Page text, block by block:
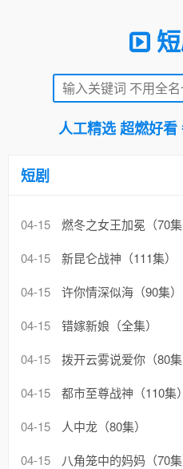
人工精选 超燃好
短剧
04-15
燃冬之女王加冕（70集
04-15
新昆仑战神（111集）
04-15
许你情深似海（90集）
04-15
错嫁新娘（全集）
04-15
拨开云雾说爱你（80集
04-15
都市至尊战神（110集）
04-15
人中龙（80集）
04-15
八角笼中的妈妈（70集